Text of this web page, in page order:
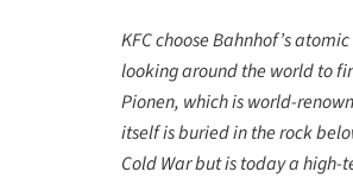
KFC choose Bahnhof’s
looking around the world to
Pionen, which is world-
itself is buried in the rock
Cold War but is today a